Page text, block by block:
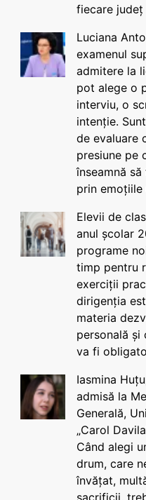
fiecare județ
Luciana
examenul
admitere la
pot alege o
interviu, o
intenție.
de evaluare
presiune pe
înseamnă
prin emoțiile
Elevii de
anul școlar
programe
timp pentru
exerciții
dirigenția
materia
personală și
va fi
Iasmina
admisă la
Generală,
„Carol
Când alegi
drum, care
învățat,
sacrificii,